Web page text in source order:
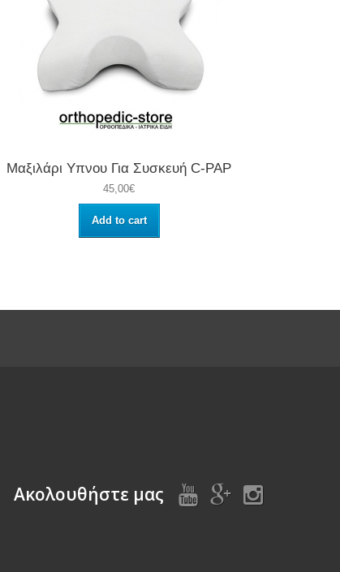
Μαξιλάρι Υπνου Για Συσκευή C-PAP
45,00€
Add to cart
Aκολουθήστε μας